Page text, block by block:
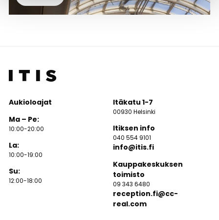
Aukioloajat
Ma – Pe:
10:00-20:00
La:
10:00-19:00
Su:
12:00-18:00
Itäkatu 1-7
00930 Helsinki
Itiksen info
040 554 9101
info@itis.fi
Kauppakeskuksen
toimisto
09 343 6480
reception.fi@cc-
real.com